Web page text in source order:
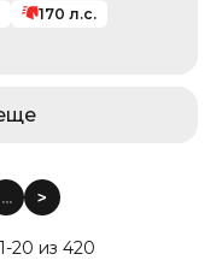
170 л.с.
... <
20 из 420